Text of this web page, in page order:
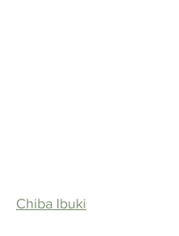
Chiba Ibuki